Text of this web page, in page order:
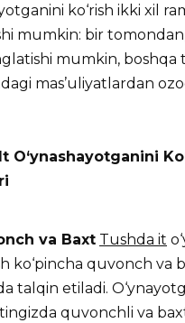
ko‘rish ikki xil
mumkin: bir
mumkin, boshqa
mas’uliyatlardan
O‘ynashayotganini
va Baxt Tushda it
ko‘pincha quvonch va
talqin etiladi.
quvonchli va